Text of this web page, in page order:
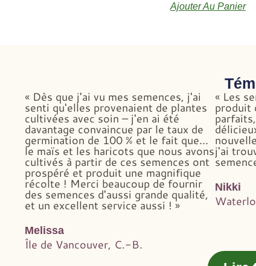
Ajouter Au Panier
« Dès que j'ai vu mes semences, j'ai
senti qu'elles provenaient de plantes
cultivées avec soin – j'en ai été
davantage convaincue par le taux de
germination de 100 % et le fait que...
le maïs et les haricots que nous avons
cultivés à partir de ces semences ont
prospéré et produit une magnifique
récolte ! Merci beaucoup de fournir
des semences d'aussi grande qualité,
et un excellent service aussi ! »
Melissa
Île de Vancouver, C.-B.
« Les
produit
j'ai
Nikki